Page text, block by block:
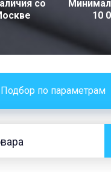
со
10
Подбор по параметрам